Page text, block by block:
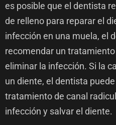
es posible que el dentista
de relleno para reparar el
infección en una muela, el
recomendar un
eliminar la infección. Si la
un diente, el dentista
tratamiento de canal
infección y salvar el diente.